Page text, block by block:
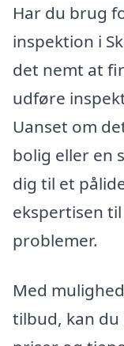
Har du brug
inspektion i
det nemt at
udføre
Uanset om
bolig eller en
dig til et
ekspertisen
problemer.
Med
tilbud, kan